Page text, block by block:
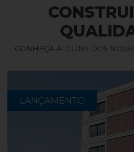
CONHEÇA ALGUNS DOS
LANÇAMENTO